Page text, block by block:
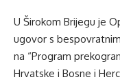
U Širokom Brijegu je
ugovor s
na “Program
Hrvatske i Bosne i